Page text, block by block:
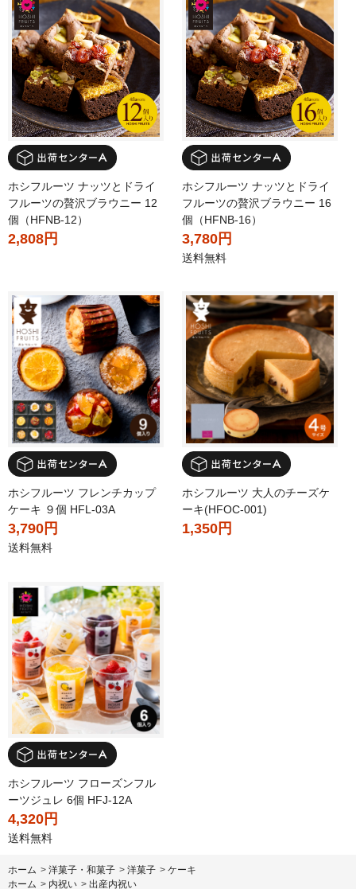
ホシフルーツ ナッツとドライ
フルーツの贅沢ブラウニー 12
個（HFNB-12）
2,808円
ホシフルーツ ナッツとドライ
フルーツの贅沢ブラウニー 16
個（HFNB-16）
3,780円
送料無料
ホシフルーツ フレンチカップ
ケーキ ９個 HFL-03A
3,790円
送料無料
ホシフルーツ 大人のチーズケ
ーキ(HFOC-001)
1,350円
ホシフルーツ フローズンフル
ーツジュレ 6個 HFJ-12A
4,320円
送料無料
ホーム > 洋菓子・和菓子 > 洋菓子 > ケーキ
ホーム > 内祝い > 出産内祝い